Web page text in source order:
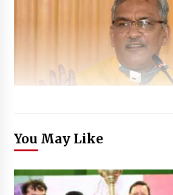
You May Like